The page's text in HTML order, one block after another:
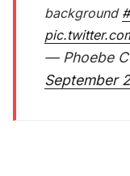
background
— Phoebe
September